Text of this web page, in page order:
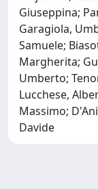
Giuseppina;
Garagiola,
Samuele;
Margherita;
Umberto;
Lucchese,
Massimo;
Davide